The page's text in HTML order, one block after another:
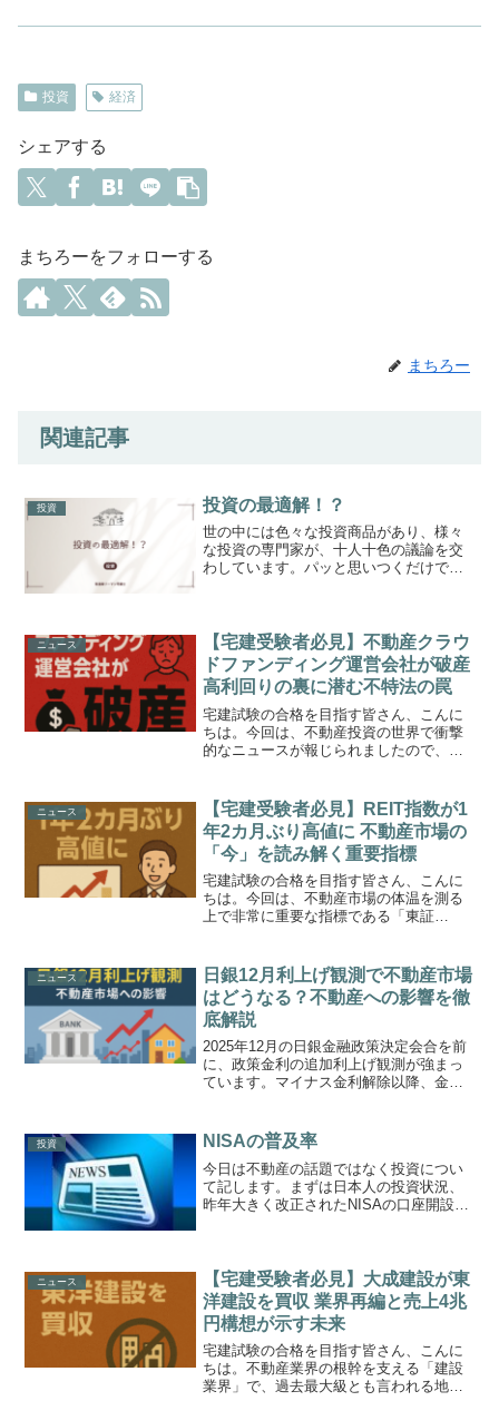
投資 経済
シェアする
まちろーをフォローする
まちろー
関連記事
投資 投資の最適解！？
世の中には色々な投資商品があり、様々
な投資の専門家が、十人十色の議論を交
わしています。パッと思いつくだけで以
均株価やアメリカのS&P5...
ニュース
【宅建受験者必見】不動産クラウ
ドファンディング運営会社が破産
高利回りの裏に潜む不特法の罠
宅建試験の合格を目指す皆さん、こんに
ちは。今回は、不動産投資の世界で衝撃
的なニュースが報じられましたので、解
ション」が破産し、「100万円を出資した
元本が戻ってこないか...
ニュース
【宅建受験者必見】REIT指数が1
年2カ月ぶり高値に 不動産市場の
「今」を読み解く重要指標
宅建試験の合格を目指す皆さん、こんに
ちは。今回は、不動産市場の体温を測る
上で非常に重要な指標である「東証
りに節目の1800台を回復し、株式市場を
上回る好調さを見せ...
ニュース
日銀12月利上げ観測で不動産市場
はどうなる？不動産への影響を徹
底解説
2025年12月の日銀金融政策決定会合を前
に、政策金利の追加利上げ観測が強まっ
ています。マイナス金利解除以降、金利
ではないでしょうか。本記事では、日銀
の利上げが意味する...
投資 NISAの普及率
今日は不動産の話題ではなく投資につい
て記します。まずは日本人の投資状況、
昨年大きく改正されたNISAの口座開設数
ニュース
【宅建受験者必見】大成建設が東
洋建設を買収 業界再編と売上4兆
円構想が示す未来
宅建試験の合格を目指す皆さん、こんに
ちは。不動産業界の根幹を支える「建設
業界」で、過去最大級とも言われる地殻